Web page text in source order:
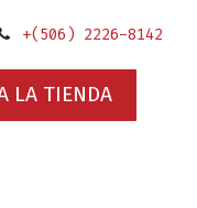
+(506) 2226-8142
LA TIENDA